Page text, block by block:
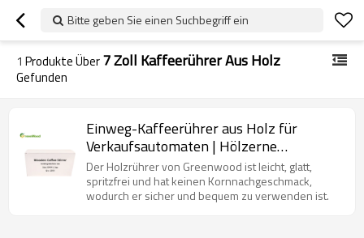
Bitte geben Sie einen Suchbegriff ein
1 Produkte Über7 Zoll Kaffeerührer Aus Holz
Gefunden
Einweg-Kaffeerührer aus Holz für
Verkaufsautomaten | Hölzerne
Kaffeerührer Großhandel
Der Holzrührer von Greenwood ist leicht, glatt,
spritzfrei und hat keinen Kornnachgeschmack,
wodurch er sicher und bequem zu verwenden ist.